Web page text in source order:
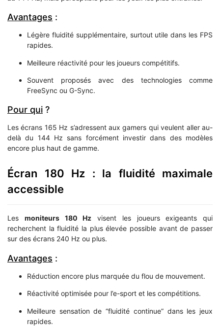
Avantages :
Légère fluidité supplémentaire, surtout utile dans les FPS
rapides.
Meilleure réactivité pour les joueurs compétitifs.
Souvent proposés avec des technologies comme
FreeSync ou G-Sync.
Pour qui ?
Les écrans 165 Hz s’adressent aux gamers qui veulent aller au-
delà du 144 Hz sans forcément investir dans des modèles
encore plus haut de gamme.
Écran 180 Hz : la fluidité maximale
accessible
Les moniteurs 180 Hz visent les joueurs exigeants qui
recherchent la fluidité la plus élevée possible avant de passer
sur des écrans 240 Hz ou plus.
Avantages :
Réduction encore plus marquée du flou de mouvement.
Réactivité optimisée pour l’e-sport et les compétitions.
Meilleure sensation de “fluidité continue” dans les jeux
rapides.